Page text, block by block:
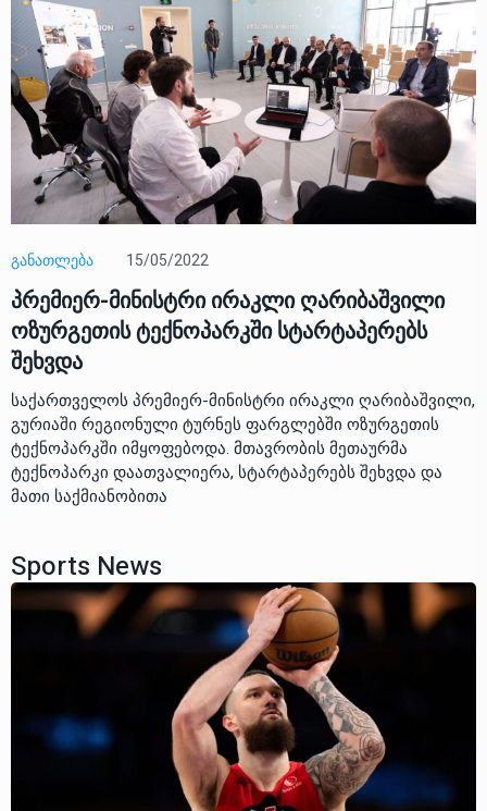
ᲒᲐᲜᲐᲗᲚᲔᲑᲐ 15/05/2022
პრემიერ-მინისტრი ირაკლი ღარიბაშვილი
ოზურგეთის ტექნოპარკში სტარტაპერებს
შეხვდა
საქართველოს პრემიერ-მინისტრი ირაკლი ღარიბაშვილი,
გურიაში რეგიონული ტურნეს ფარგლებში ოზურგეთის
ტექნოპარკში იმყოფებოდა. მთავრობის მეთაურმა
ტექნოპარკი დაათვალიერა, სტარტაპერებს შეხვდა და
მათი საქმიანობითა
Sports News